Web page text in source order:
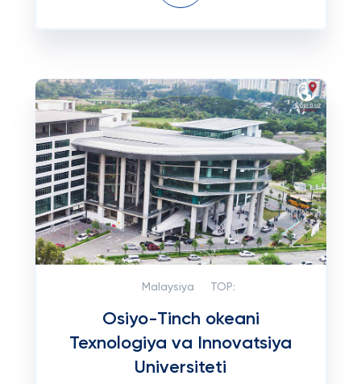
Malaysiya TOP:
Osiyo-Tinch okeani
Texnologiya va Innovatsiya
Universiteti